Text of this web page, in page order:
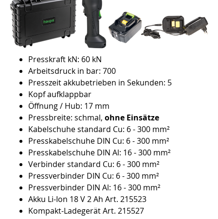
Presskraft kN: 60 kN
Arbeitsdruck in bar: 700
Presszeit akkubetrieben in Sekunden: 5
Kopf aufklappbar
Öffnung / Hub: 17 mm
Pressbreite: schmal, ohne Einsätze
Kabelschuhe standard Cu: 6 - 300 mm²
Presskabelschuhe DIN Cu: 6 - 300 mm²
Presskabelschuhe DIN Al: 16 - 300 mm²
Verbinder standard Cu: 6 - 300 mm²
Pressverbinder DIN Cu: 6 - 300 mm²
Pressverbinder DIN Al: 16 - 300 mm²
Akku Li-Ion 18 V 2 Ah Art. 215523
Kompakt-Ladegerät Art. 215527